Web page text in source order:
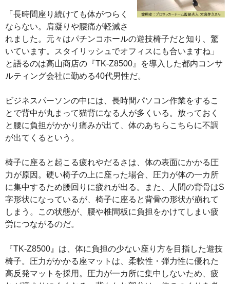
「長時間座り続けても体がつらく
ならない。肩凝りや腰痛が軽減さ
れました。元々はパチンコホールの遊技椅子だと知り、驚
いています。スタイリッシュでオフィスにも合いますね」
と語るのは高山商店の『TK‐Z8500』を導入した都内コンサ
ルティング会社に勤める40代男性だ。
ビジネスパーソンの中には、長時間パソコン作業をするこ
とで背中が丸まって猫背になる人が多くいる。放っておく
と腰に負担がかかり痛みが出て、体のあちらこちらに不調
が出てくるという。
椅子に座ると起こる疲れやだるさは、体の表面にかかる圧
力が原因。硬い椅子の上に座った場合、圧力が体の一カ所
に集中するため腰回りに疲れが出る。また、人間の背骨はS
字形状になっているが、椅子に座ると背骨の形状が崩れて
しまう。この状態が、腰や椎間板に負担をかけてしまい疲
労につながるのだ。
『TK‐Z8500』は、体に負担の少ない座り方を目指した遊技
椅子。圧力がかかる座マットは、柔軟性・弾力性に優れた
高反発マットを採用。圧力が一カ所に集中しないため、疲